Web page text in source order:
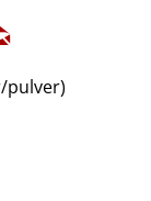
​pulver)